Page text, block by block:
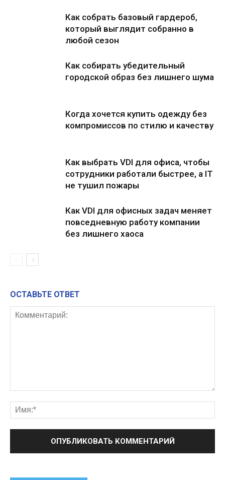
Как собрать базовый гардероб,
который выглядит собранно в
любой сезон
Как собирать убедительный
городской образ без лишнего шума
Когда хочется купить одежду без
компромиссов по стилю и качеству
Как выбрать VDI для офиса, чтобы
сотрудники работали быстрее, а IT
не тушил пожары
Как VDI для офисных задач меняет
повседневную работу компании
без лишнего хаоса
ОСТАВЬТЕ ОТВЕТ